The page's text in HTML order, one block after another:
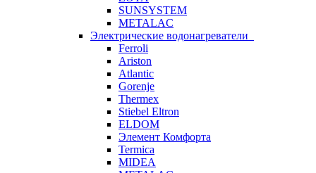
SUNSYSTEM
METALAC
Электрические водонагреватели
Ferroli
Ariston
Atlantic
Gorenje
Thermex
Stiebel Eltron
ELDOM
Элемент Комфорта
Termica
MIDEA